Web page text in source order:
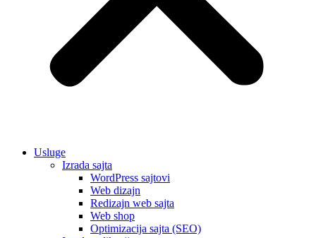
Usluge
Izrada sajta
WordPress sajtovi
Web dizajn
Redizajn web sajta
Web shop
Optimizacija sajta (SEO)